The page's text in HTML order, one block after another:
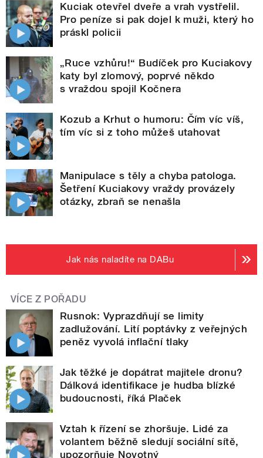
Kuciak otevřel dveře a vrah vystřelil.
Pro peníze si pak dojel k muži, který ho
práskl policii
„Ruce vzhůru!“ Budíček pro Kuciakovy
katy byl zlomový, poprvé někdo
s vraždou spojil Kočnera
Kozub a Krhut o humoru: Čím víc víš,
tím víc si z toho můžeš utahovat
Manipulace s těly a chyba patologa.
Šetření Kuciakovy vraždy provázely
otázky, zbraň se nenašla
Jak nás naladíte na DABu
VÍCE Z POŘADU
Rusnok: Vyprazdňují se limity
zadlužování. Lití poptávky z veřejných
peněz vyvolá inflační tlaky
Jak těžké je dopátrat majitele dronu?
Dálková identifikace je hudba blízké
budoucnosti, říká Plaček
Vztah k řízení se zhoršuje. Lidé za
volantem běžně sledují sociální sítě,
upozorňuje Novotný